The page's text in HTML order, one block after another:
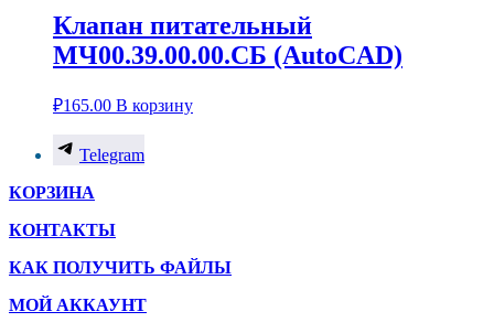
Клапан питательный
МЧ00.39.00.00.СБ (AutoCAD)
₽165.00 В корзину
Telegram
КОРЗИНА
КОНТАКТЫ
КАК ПОЛУЧИТЬ ФАЙЛЫ
МОЙ АККАУНТ